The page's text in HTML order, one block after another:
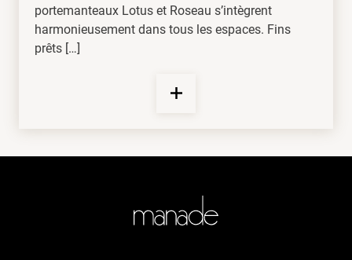
portemanteaux Lotus et Roseau s’intègrent
harmonieusement dans tous les espaces. Fins
prêts […]